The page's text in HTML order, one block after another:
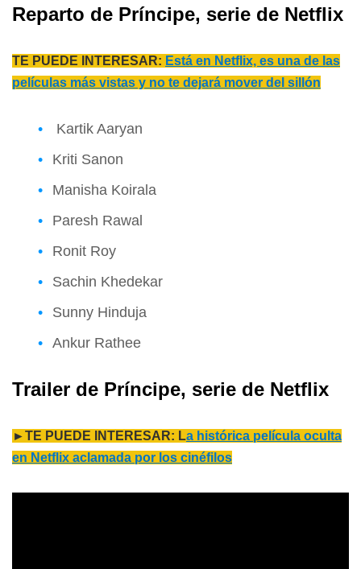
Reparto de Príncipe, serie de Netflix
TE PUEDE INTERESAR: Está en Netflix, es una de las
películas más vistas y no te dejará mover del sillón
Kartik Aaryan
Kriti Sanon
Manisha Koirala
Paresh Rawal
Ronit Roy
Sachin Khedekar
Sunny Hinduja
Ankur Rathee
Trailer de Príncipe, serie de Netflix
►TE PUEDE INTERESAR: La histórica película oculta
en Netflix aclamada por los cinéfilos